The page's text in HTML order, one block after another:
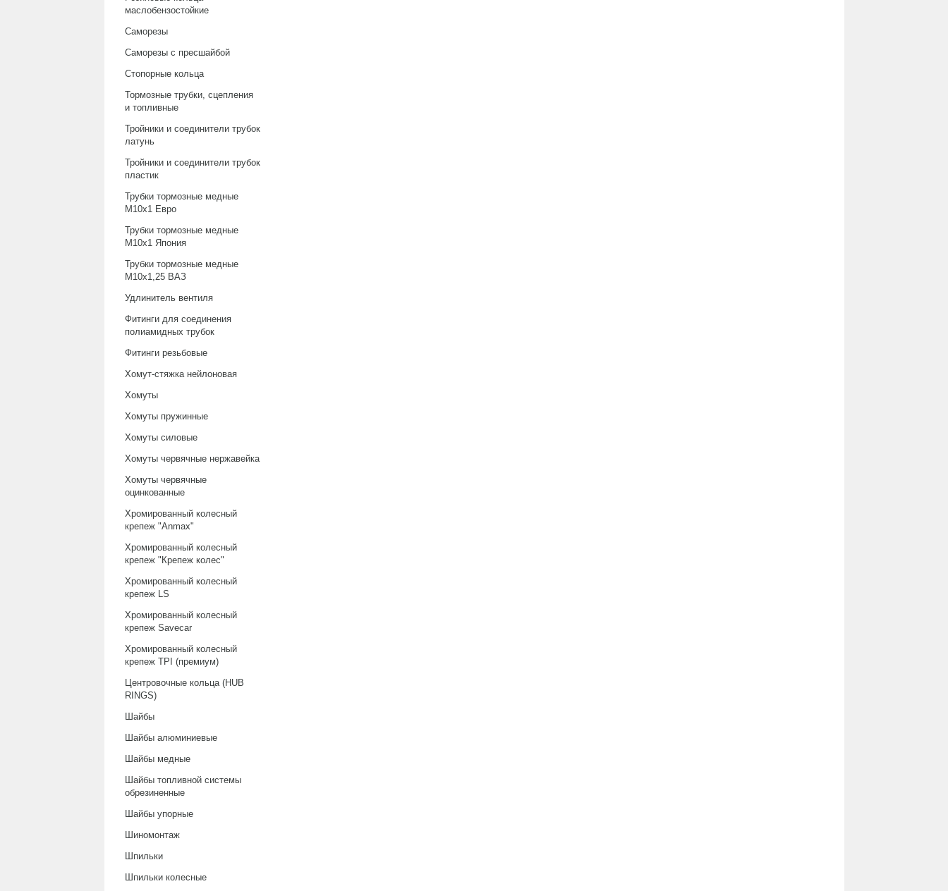
маслобензостойкие
Саморезы
Саморезы с пресшайбой
Стопорные кольца
Тормозные трубки, сцепления
и топливные
Тройники и соединители трубок
латунь
Тройники и соединители трубок
пластик
Трубки тормозные медные
М10х1 Евро
Трубки тормозные медные
М10х1 Япония
Трубки тормозные медные
М10х1,25 ВАЗ
Удлинитель вентиля
Фитинги для соединения
полиамидных трубок
Фитинги резьбовые
Хомут-стяжка нейлоновая
Хомуты
Хомуты пружинные
Хомуты силовые
Хомуты червячные нержавейка
Хомуты червячные
оцинкованные
Хромированный колесный
крепеж "Anmax"
Хромированный колесный
крепеж "Крепеж колес"
Хромированный колесный
крепеж LS
Хромированный колесный
крепеж Savecar
Хромированный колесный
крепеж TPI (премиум)
Центровочные кольца (HUB
RINGS)
Шайбы
Шайбы алюминиевые
Шайбы медные
Шайбы топливной системы
обрезиненные
Шайбы упорные
Шиномонтаж
Шпильки
Шпильки колесные